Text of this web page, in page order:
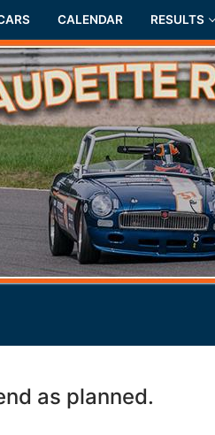
CALENDAR RESULTS
as planned.